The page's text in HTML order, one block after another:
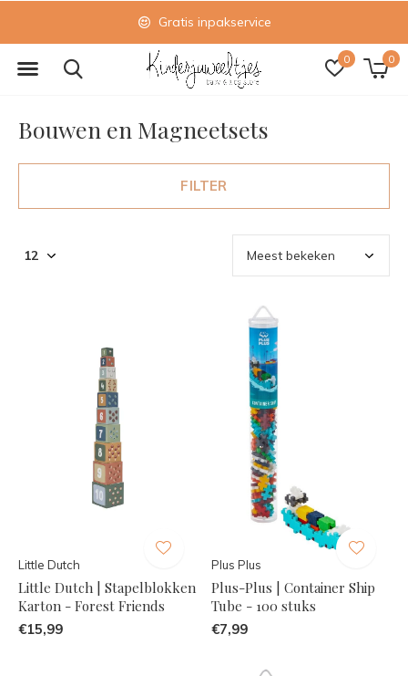
0 0
Gratis inpakservice
Bouwen en Magneetsets
FILTER
Little Dutch
Little Dutch | Stapelblokken
Karton - Forest Friends
€15,99
Plus Plus
Plus-Plus | Container Ship
Tube - 100 stuks
€7,99